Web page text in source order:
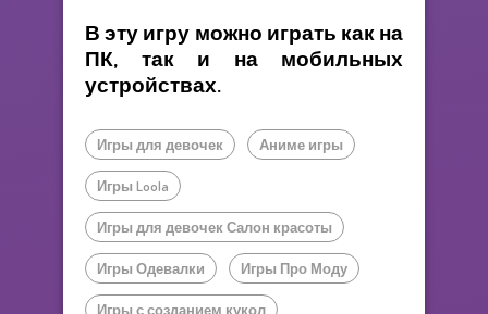
В эту игру можно играть как на
ПК, так и на мобильных
устройствах.
Игры для девочек Аниме игры
Игры Loola
Игры для девочек Салон красоты
Игры Одевалки Игры Про Моду
Игры с созданием кукол